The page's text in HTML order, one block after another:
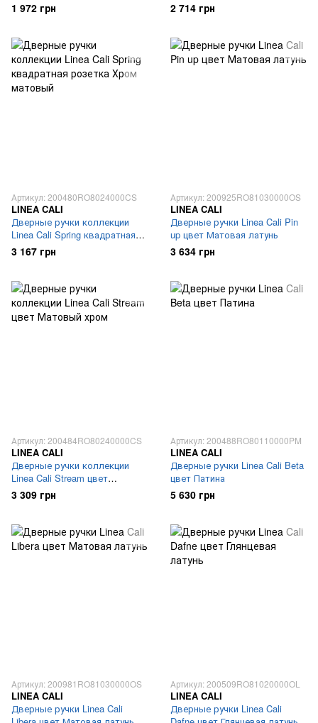
1 972 грн 2 714 грн
Артикул: 200480RO8024000CS
LINEA CALI
Дверные ручки коллекции
Linea Cali Spring квадратная
розетка Хром матовый
3 167 грн
Артикул: 200925RO81030000OS
LINEA CALI
Дверные ручки Linea Cali Pin
up цвет Матовая латунь
3 634 грн
Артикул: 200484RO80240000CS
LINEA CALI
Дверные ручки коллекции
Linea Cali Stream цвет
Матовый хром
3 309 грн
Артикул: 200488RO80110000PM
LINEA CALI
Дверные ручки Linea Cali Beta
цвет Патина
5 630 грн
Артикул: 200981RO81030000OS
LINEA CALI
Дверные ручки Linea Cali
Артикул: 200509RO81020000OL
LINEA CALI
Дверные ручки Linea Cali